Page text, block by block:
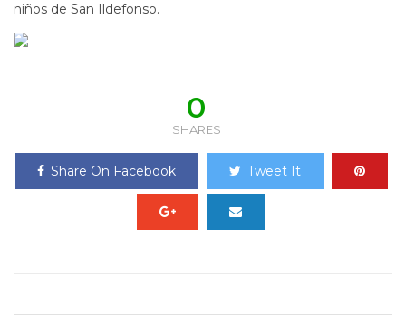
niños de San Ildefonso.
0
SHARES
Share On Facebook Tweet It